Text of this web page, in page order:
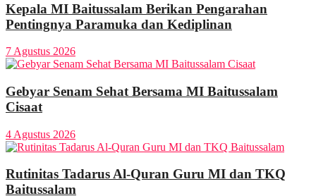
Kepala MI Baitussalam Berikan Pengarahan
Pentingnya Paramuka dan Kediplinan
7 Agustus 2026
Gebyar Senam Sehat Bersama MI Baitussalam
Cisaat
4 Agustus 2026
Rutinitas Tadarus Al-Quran Guru MI dan TKQ
Baitussalam